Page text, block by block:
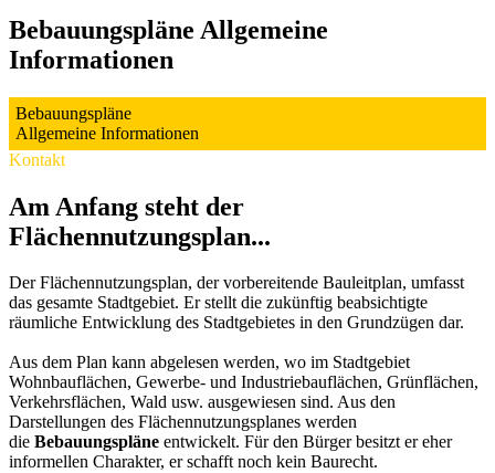
Bebauungspläne Allgemeine
Informationen
Bebauungspläne
Allgemeine Informationen
Kontakt
Am Anfang steht der
Flächennutzungsplan...
Der Flächennutzungsplan, der vorbereitende Bauleitplan, umfasst
das gesamte Stadtgebiet. Er stellt die zukünftig beabsichtigte
räumliche Entwicklung des Stadtgebietes in den Grundzügen dar.
Aus dem Plan kann abgelesen werden, wo im Stadtgebiet
Wohnbauflächen, Gewerbe- und Industriebauflächen, Grünflächen,
Verkehrsflächen, Wald usw. ausgewiesen sind. Aus den
Darstellungen des Flächennutzungsplanes werden
die Bebauungspläne entwickelt. Für den Bürger besitzt er eher
informellen Charakter, er schafft noch kein Baurecht.